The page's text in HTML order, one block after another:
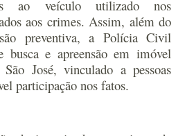
ao veículo utilizado nos
aos crimes. Assim, além do
preventiva, a Polícia Civil
busca e apreensão em imóvel
José, vinculado a pessoas
participação nos fatos.